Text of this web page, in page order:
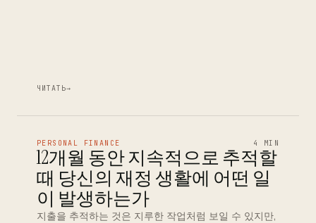
ЧИТАТЬ→
PERSONAL FINANCE 4 MIN
12개월 동안 지속적으로 추적할
때 당신의 재정 생활에 어떤 일
이 발생하는가
지출을 추적하는 것은 지루한 작업처럼 보일 수 있지만,